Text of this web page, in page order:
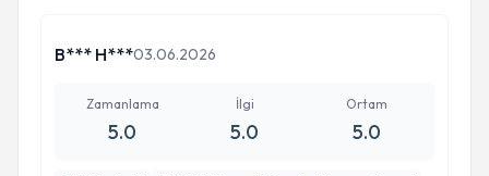
B*** H***03.06.2026
Zamanlama
5.0
İlgi
5.0
Ortam
5.0